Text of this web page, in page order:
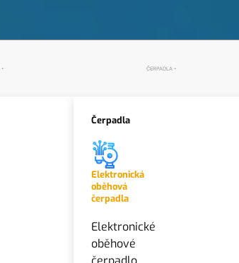
ČERPADLA
Čerpadla
Elektronická
oběhová
čerpadla
Elektronické
oběhové